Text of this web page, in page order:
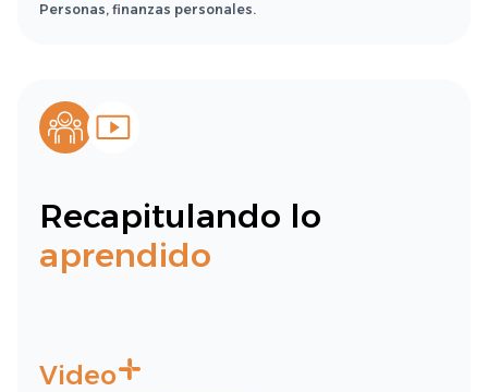
Personas, finanzas personales.
Recapitulando lo
aprendido
Video